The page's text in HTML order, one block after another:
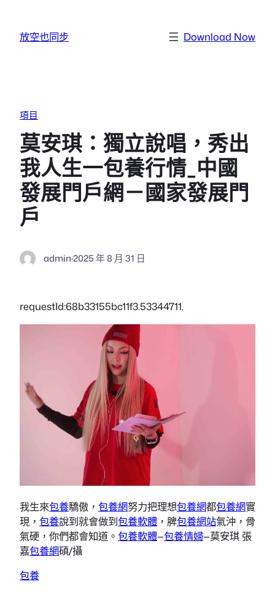
放空也同步 Download Now
項目
莫安琪：獨立說唱，秀出
我人生一包養行情_中國
發展門戶網－國家發展門
戶
admin·2025 年 8 月 31 日
requestId:68b33155bc11f3.53344711.
我生來包養驕傲， 包養網努力把理想包養網都包養網實
現， 包養說到就會做到包養軟體 ，脾包養網站氣沖，骨
氣硬，你們都會知道。 包養軟體—包養情婦—莫安琪 張
嘉包養網碩/攝
包養